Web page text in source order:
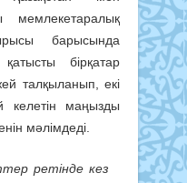
мемлекетаралық
барысында
бірқатар
талқыланып, екі
келетін маңызды
мәлімдеді.
ретінде кез